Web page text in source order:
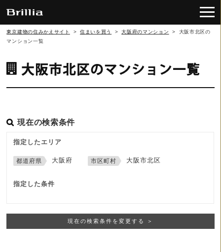
東京建物の住みかえサイト > 住まいを買う > 大阪府のマンション >
大阪市北区の
マンション一覧
大阪市北区のマンション一覧
現在の検索条件
指定したエリア
大阪府 大阪市北区
指定した条件
現在の検索条件を変更する ＞